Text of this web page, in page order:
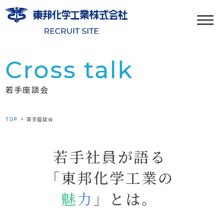
若手座談会
TOP 若手座談会
若手社員が語る
「東邦化学工業の
魅力 」とは。